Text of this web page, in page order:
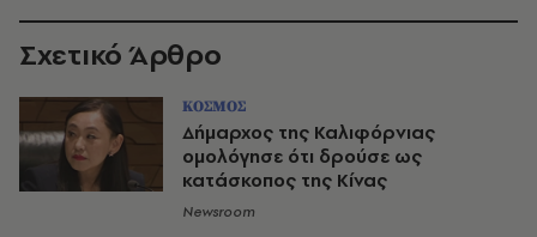
Σχετικό Άρθρο
ΚΟΣΜΟΣ
Δήμαρχος της Καλιφόρνιας
ομολόγησε ότι δρούσε ως
κατάσκοπος της Κίνας
Newsroom